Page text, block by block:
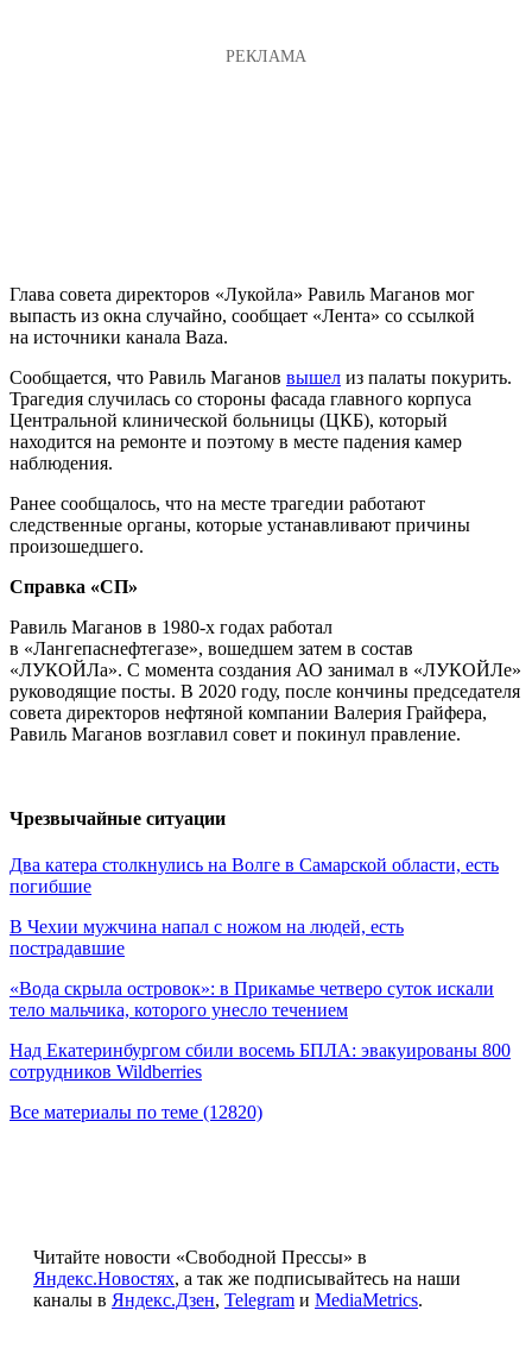
Глава совета директоров «Лукойла» Равиль Маганов мог
выпасть из окна случайно, сообщает «Лента» со ссылкой
на источники канала Baza.
Сообщается, что Равиль Маганов вышел из палаты покурить.
Трагедия случилась со стороны фасада главного корпуса
Центральной клинической больницы (ЦКБ), который
находится на ремонте и поэтому в месте падения камер
наблюдения.
Ранее сообщалось, что на месте трагедии работают
следственные органы, которые устанавливают причины
произошедшего.
Справка «СП»
Равиль Маганов в 1980-х годах работал
в «Лангепаснефтегазе», вошедшем затем в состав
«ЛУКОЙЛа». С момента создания АО занимал в «ЛУКОЙЛе»
руководящие посты. В 2020 году, после кончины председателя
совета директоров нефтяной компании Валерия Грайфера,
Равиль Маганов возглавил совет и покинул правление.
Чрезвычайные ситуации
Два катера столкнулись на Волге в Самарской области, есть
погибшие
В Чехии мужчина напал с ножом на людей, есть
пострадавшие
«Вода скрыла островок»: в Прикамье четверо суток искали
тело мальчика, которого унесло течением
Над Екатеринбургом сбили восемь БПЛА: эвакуированы 800
сотрудников Wildberries
Все материалы по теме (12820)
Читайте новости «Свободной Прессы» в
Яндекс.Новостях, а так же подписывайтесь на наши
каналы в Яндекс.Дзен, Telegram и MediaMetrics.